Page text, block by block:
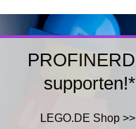
PROFINERD
supporten!*
LEGO.DE Shop >>